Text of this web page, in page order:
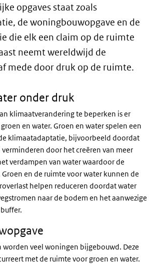
opgaves staat zoals
de woningbouwopgave en de
die elk een claim op de ruimte
neemt wereldwijd de
mede door druk op de ruimte.
onder druk
klimaatverandering te beperken is er
en water. Groen en water spelen een
klimaatadaptatie, bijvoorbeeld doordat
verminderen door het creëren van meer
verdampen van water waardoor de
en de ruimte voor water kunnen de
helpen reduceren doordat water
naar de bodem en het aanwezige
worden veel woningen bijgebouwd. Deze
met de ruimte voor groen en water.